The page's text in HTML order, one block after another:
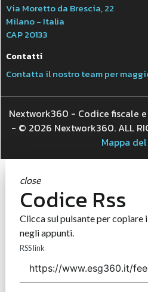
Via Moretto da Brescia, 22
Milano - Italia
CAP 20133
Contatti
Contatta il nostro team per
Nextwork360 - Codice fiscale
- © 2026 Nextwork360. ALL
Mappa
close
Codice Rss
Clicca sul pulsante per copiare
negli appunti.
RSS link